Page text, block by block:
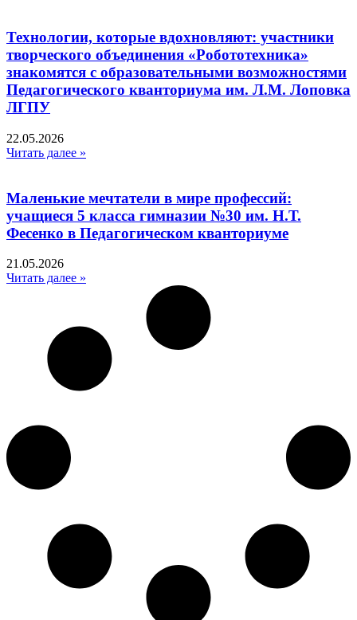
Технологии, которые вдохновляют: участники
творческого объединения «Робототехника»
знакомятся с образовательными возможностями
Педагогического кванториума им. Л.М. Лоповка
ЛГПУ
22.05.2026
Читать далее »
Маленькие мечтатели в мире профессий:
учащиеся 5 класса гимназии №30 им. Н.Т.
Фесенко в Педагогическом кванториуме
21.05.2026
Читать далее »